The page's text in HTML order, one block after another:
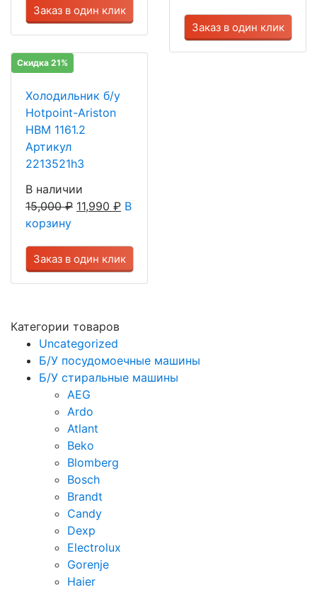
Заказ в один клик
Заказ в один клик
Скидка 21%
Холодильник б/у
Hotpoint-Ariston
HBM 1161.2
Артикул
2213521h3
В наличии
15,000₽ 11,990 ₽ В
корзину
Заказ в один клик
Категории товаров
Uncategorized
Б/У посудомоечные машины
Б/У стиральные машины
AEG
Ardo
Atlant
Beko
Blomberg
Bosch
Brandt
Candy
Dexp
Electrolux
Gorenje
Haier